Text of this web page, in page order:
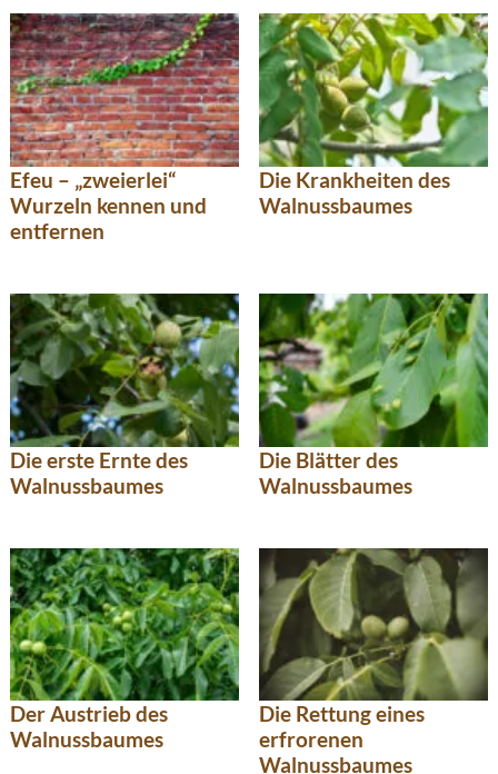
Efeu – „zweierlei“
Wurzeln kennen und
entfernen
Die Krankheiten des
Walnussbaumes
Die erste Ernte des
Walnussbaumes
Die Blätter des
Walnussbaumes
Der Austrieb des
Walnussbaumes
Die Rettung eines
erfrorenen
Walnussbaumes